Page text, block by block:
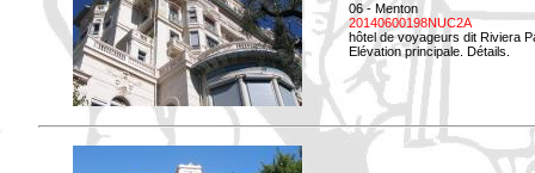
06 - Menton
20140600198NUC2A
hôtel de voyageurs dit Riviera
Elévation principale. Détails.